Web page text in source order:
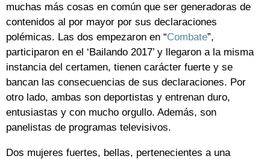
muchas más cosas en común que ser generadoras de
contenidos al por mayor por sus declaraciones
polémicas. Las dos empezaron en “Combate”,
participaron en el ‘Bailando 2017’ y llegaron a la misma
instancia del certamen, tienen carácter fuerte y se
bancan las consecuencias de sus declaraciones. Por
otro lado, ambas son deportistas y entrenan duro,
entusiastas y con mucho orgullo. Además, son
panelistas de programas televisivos.
Dos mujeres fuertes, bellas, pertenecientes a una